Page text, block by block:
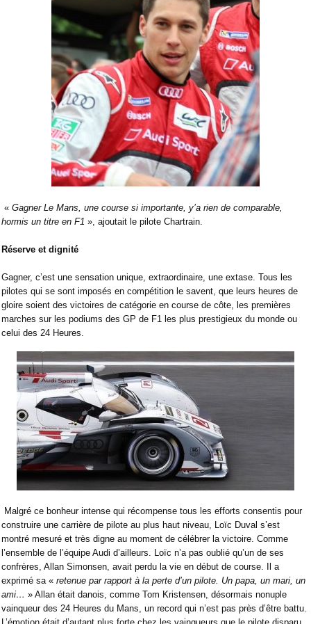
« Gagner Le Mans, une course si importante, y’a rien de comparable,
hormis un titre en F1 », ajoutait le pilote Chartrain.
Réserve et dignité
Gagner, c’est une sensation unique, extraordinaire, une extase. Tous les
pilotes qui se sont imposés en compétition le savent, que leurs heures de
gloire soient des victoires de catégorie en course de côte, les premières
marches sur les podiums des GP de F1 les plus prestigieux du monde ou
celui des 24 Heures.
Malgré ce bonheur intense qui récompense tous les efforts consentis pour
construire une carrière de pilote au plus haut niveau, Loïc Duval s’est
montré mesuré et très digne au moment de célébrer la victoire. Comme
l’ensemble de l’équipe Audi d’ailleurs. Loïc n’a pas oublié qu’un de ses
confrères, Allan Simonsen, avait perdu la vie en début de course. Il a
exprimé sa « retenue par rapport à la perte d’un pilote. Un papa, un mari, un
ami… » Allan était danois, comme Tom Kristensen, désormais nonuple
vainqueur des 24 Heures du Mans, un record qui n’est pas près d’être battu.